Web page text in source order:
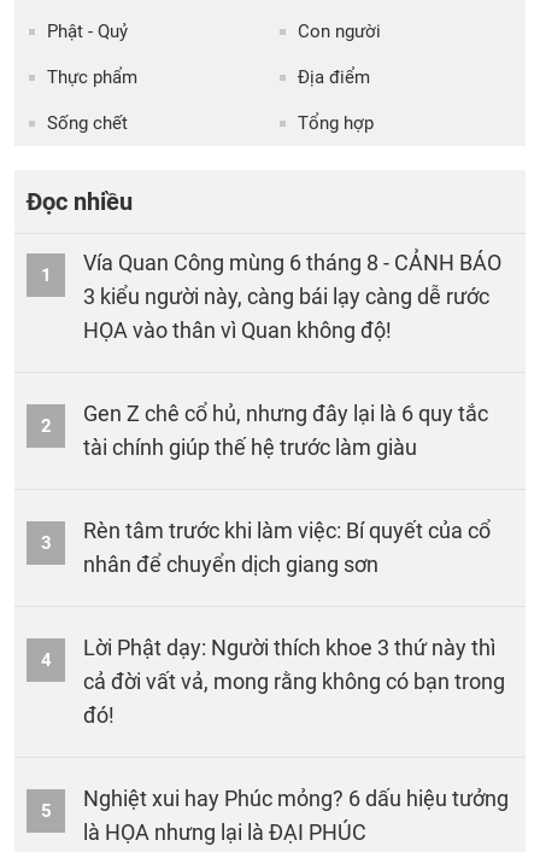
Phật - Quỷ Con người
Thực phẩm Địa điểm
Sống chết Tổng hợp
Đọc nhiều
1
Vía Quan Công mùng 6 tháng 8 - CẢNH BÁO
3 kiểu người này, càng bái lạy càng dễ rước
HỌA vào thân vì Quan không độ!
2
Gen Z chê cổ hủ, nhưng đây lại là 6 quy tắc
tài chính giúp thế hệ trước làm giàu
3
Rèn tâm trước khi làm việc: Bí quyết của cổ
nhân để chuyển dịch giang sơn
4
Lời Phật dạy: Người thích khoe 3 thứ này thì
cả đời vất vả, mong rằng không có bạn trong
đó!
5
Nghiệt xui hay Phúc mỏng? 6 dấu hiệu tưởng
là HỌA nhưng lại là ĐẠI PHÚC